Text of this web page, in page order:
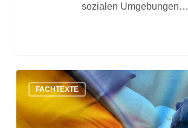
sozialen Umgebungen…
Welche
Probleme
haben
die
FACHTEXTE